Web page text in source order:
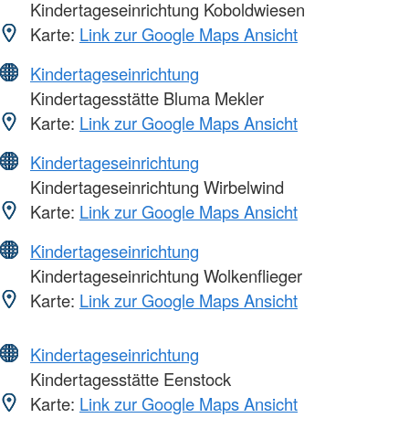
Kindertageseinrichtung Koboldwiesen
Karte: Link zur Google Maps Ansicht
Kindertageseinrichtung
Kindertagesstätte Bluma Mekler
Karte: Link zur Google Maps Ansicht
Kindertageseinrichtung
Kindertageseinrichtung Wirbelwind
Karte: Link zur Google Maps Ansicht
Kindertageseinrichtung
Kindertageseinrichtung Wolkenflieger
Karte: Link zur Google Maps Ansicht
Kindertageseinrichtung
Kindertagesstätte Eenstock
Karte: Link zur Google Maps Ansicht